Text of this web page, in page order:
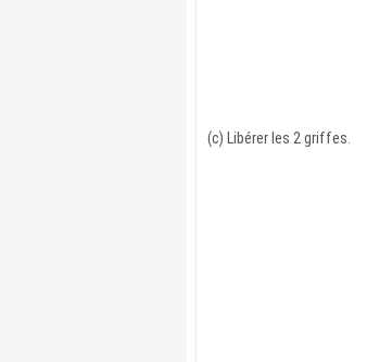
(c) Libérer les 2 griffes.